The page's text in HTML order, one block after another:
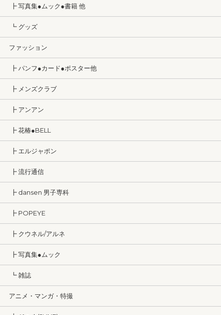
┣ 写真集●ムック●書籍 他
┗ グッズ
ファッション
┣ パンフ●カード●ポスター他
┣ メンズクラブ
┣ アンアン
┣ 花椿●BELL
┣ エルジャポン
┣ 流行通信
┣ dansen 男子専科
┣ POPEYE
┣ クウネル/アルネ
┣ 写真集●ムック
┗ 雑誌
アニメ・マンガ・特撮